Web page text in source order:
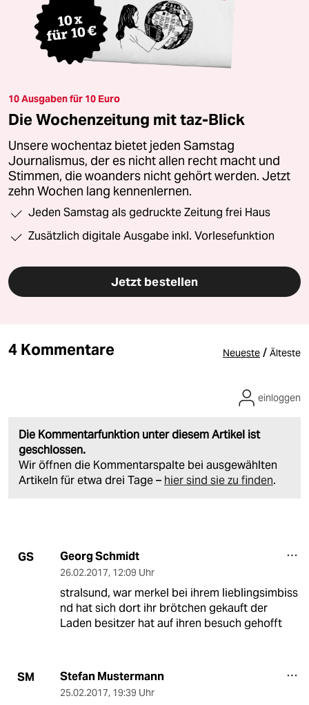
10 Ausgaben für 10 Euro
Die Wochenzeitung mit taz-Blick
Unsere wochentaz bietet jeden Samstag
Journalismus, der es nicht allen recht macht und
Stimmen, die woanders nicht gehört werden. Jetzt
zehn Wochen lang kennenlernen.
Jeden Samstag als gedruckte Zeitung frei Haus
Zusätzlich digitale Ausgabe inkl. Vorlesefunktion
Jetzt bestellen
4 Kommentare Neueste / Älteste
Die Kommentarfunktion unter diesem Artikel ist
geschlossen.
Wir öffnen die Kommentarspalte bei ausgewählten
Artikeln für etwa drei Tage – hier sind sie zu finden.
einloggen
GS Georg Schmidt
26.02.2017, 12:09 Uhr
stralsund, war merkel bei ihrem lieblingsimbiss
nd hat sich dort ihr brötchen gekauft der
Laden besitzer hat auf ihren besuch gehofft
SM Stefan Mustermann
25.02.2017, 19:39 Uhr